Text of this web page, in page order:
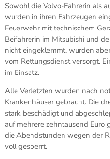
Sowohl die Volvo-Fahrerin als
wurden in ihren Fahrzeugen
Feuerwehr mit technischem
Beifahrerin im Mitsubishi und
nicht eingeklemmt, wurden
vom Rettungsdienst versorgt.
im Einsatz.
Alle Verletzten wurden nach
Krankenhäuser gebracht. Die
stark beschädigt und
auf mehrere zehntausend Euro
die Abendstunden wegen der
voll gesperrt.